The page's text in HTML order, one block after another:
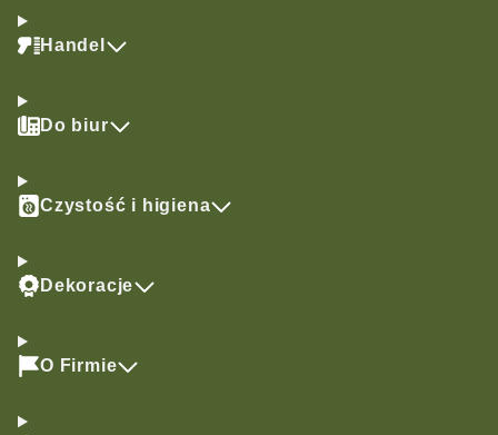
Handel
Do biur
Czystość i higiena
Dekoracje
O Firmie